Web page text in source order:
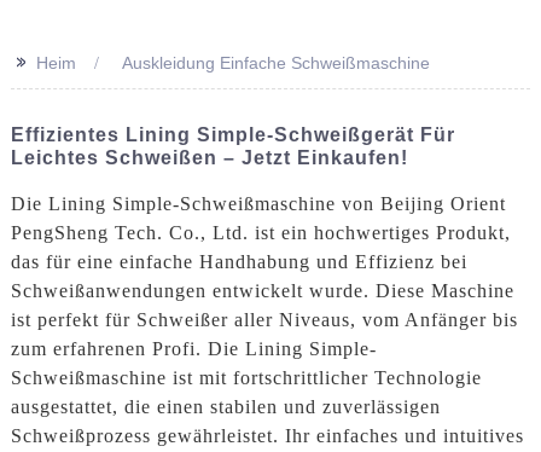
>> Heim Auskleidung Einfache Schweißmaschine
Effizientes Lining Simple-Schweißgerät Für
Leichtes Schweißen – Jetzt Einkaufen!
Die Lining Simple-Schweißmaschine von Beijing Orient
PengSheng Tech. Co., Ltd. ist ein hochwertiges Produkt,
das für eine einfache Handhabung und Effizienz bei
Schweißanwendungen entwickelt wurde. Diese Maschine
ist perfekt für Schweißer aller Niveaus, vom Anfänger bis
zum erfahrenen Profi. Die Lining Simple-
Schweißmaschine ist mit fortschrittlicher Technologie
ausgestattet, die einen stabilen und zuverlässigen
Schweißprozess gewährleistet. Ihr einfaches und intuitives